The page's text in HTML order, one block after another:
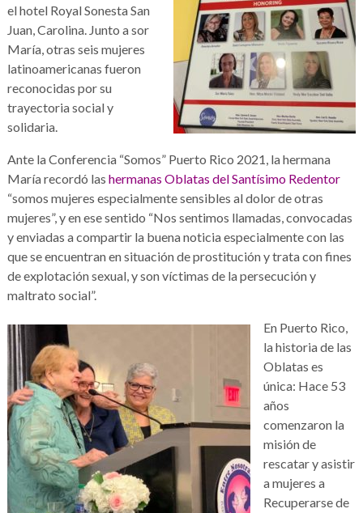
el hotel Royal Sonesta San
Juan, Carolina. Junto a sor
María, otras seis mujeres
latinoamericanas fueron
reconocidas por su
trayectoria social y
solidaria.
Ante la Conferencia “Somos” Puerto Rico 2021, la hermana
María recordó las hermanas Oblatas del Santísimo Redentor
“somos mujeres especialmente sensibles al dolor de otras
mujeres”, y en ese sentido “Nos sentimos llamadas, convocadas
y enviadas a compartir la buena noticia especialmente con las
que se encuentran en situación de prostitución y trata con fines
de explotación sexual, y son víctimas de la persecución y
maltrato social”.
En Puerto Rico,
la historia de las
Oblatas es
única: Hace 53
años
comenzaron la
misión de
rescatar y asistir
a mujeres a
Recuperarse de